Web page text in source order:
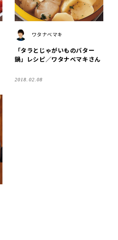
ワタナベマキ
「タラとじゃがいものバター
鍋」レシピ／ワタナベマキさん
2018.02.08